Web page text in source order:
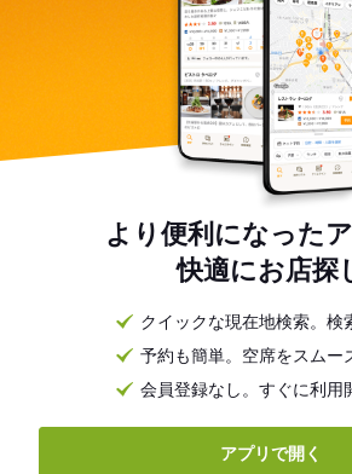
より便利になった
快適にお店探
クイックな現在地検索。検
予約も簡単。空席をスムー
会員登録なし。すぐに利用
アプリで開く